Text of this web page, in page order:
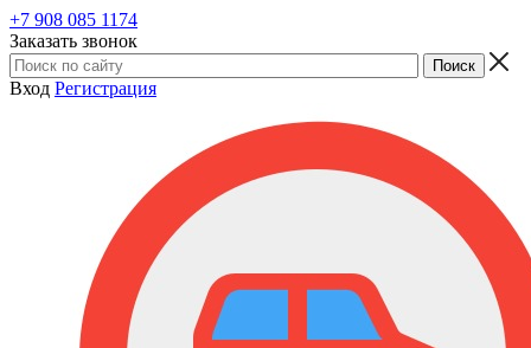
+7 908 085 1174
Заказать звонок
Вход Регистрация